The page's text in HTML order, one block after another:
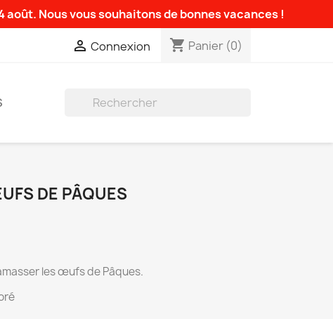
Nous vous souhaitons de bonnes vacances !
 Connexion shopping_cart Panier (0)
DE PÂQUES
les œufs de Pâques.